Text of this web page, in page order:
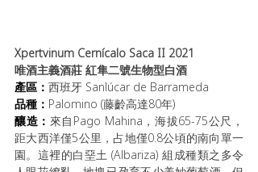
Xpertvinum Cernícalo Saca II 2021
唯酒主義酒莊 紅隼二號生物型白酒
產區： 西班牙 Sanlúcar de Barrameda
品種： Palomino (藤齡高達80年)
釀造： 來自Pago Mahina，海拔65-75公尺，
距大西洋僅5公里，占地僅0.8公頃的南向單一
園。這裡的白堊土 (Albariza) 組成種類之多令